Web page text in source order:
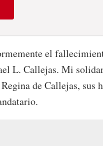
el
L. Callejas. Mi
de Callejas, sus